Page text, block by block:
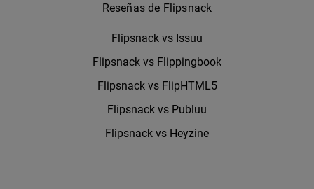
Reseñas de Flipsnack
Flipsnack vs Issuu
Flipsnack vs Flippingbook
Flipsnack vs FlipHTML5
Flipsnack vs Publuu
Flipsnack vs Heyzine